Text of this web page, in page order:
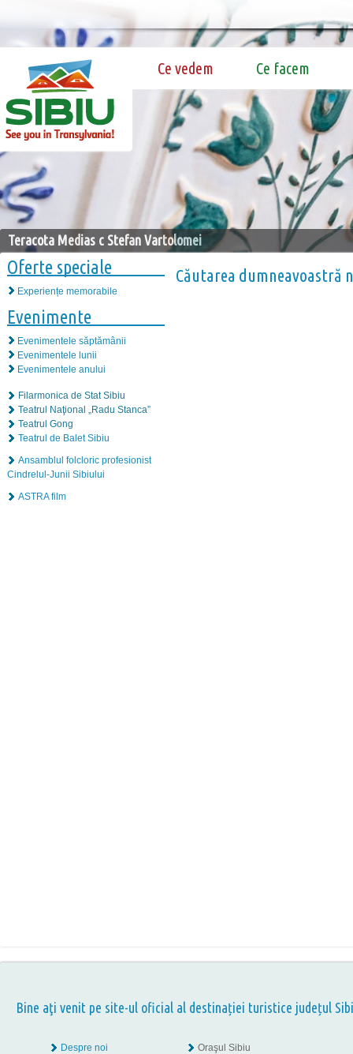
Ce vedem Ce facem
Teracota Medias c Stefan Vartolomei
Oferte speciale
Experiențe memorabile
Evenimente
Evenimentele săptămânii
Evenimentele lunii
Evenimentele anului
Filarmonica de Stat Sibiu
Teatrul Naţional „Radu Stanca”
Teatrul Gong
Teatrul de Balet Sibiu
Ansamblul folcloric profesionist
Cindrelul-Junii Sibiului
ASTRA film
Căutarea dumneavoastră
Bine aţi venit pe site-ul oficial al destinației turistice județul
Despre noi
Oraşul Sibiu